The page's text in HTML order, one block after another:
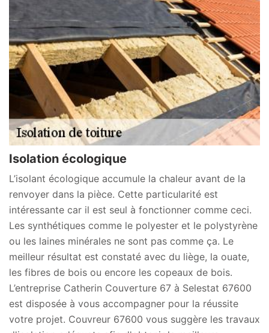
Isolation écologique
L’isolant écologique accumule la chaleur avant de la
renvoyer dans la pièce. Cette particularité est
intéressante car il est seul à fonctionner comme ceci.
Les synthétiques comme le polyester et le polystyrène
ou les laines minérales ne sont pas comme ça. Le
meilleur résultat est constaté avec du liège, la ouate,
les fibres de bois ou encore les copeaux de bois.
L’entreprise Catherin Couverture 67 à Selestat 67600
est disposée à vous accompagner pour la réussite
votre projet. Couvreur 67600 vous suggère les travaux